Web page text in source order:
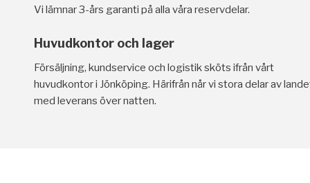
Vi lämnar 3-års garanti på alla våra reservdelar.
Huvudkontor och lager
Försäljning, kundservice och logistik sköts ifrån vårt
huvudkontor i Jönköping. Härifrån når vi stora delar av
med leverans över natten.